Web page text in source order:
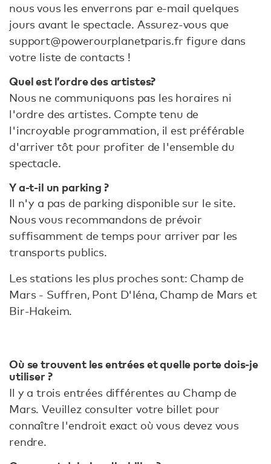
nous vous les enverrons par e-mail quelques
jours avant le spectacle. Assurez-vous que
support@powerourplanetparis.fr figure dans
votre liste de contacts !
Quel est l’ordre des artistes?
Nous ne communiquons pas les horaires ni
l'ordre des artistes. Compte tenu de
l'incroyable programmation, il est préférable
d'arriver tôt pour profiter de l'ensemble du
spectacle.
Y a-t-il un parking ?
Il n'y a pas de parking disponible sur le site.
Nous vous recommandons de prévoir
suffisamment de temps pour arriver par les
transports publics.
Les stations les plus proches sont: Champ de
Mars - Suffren, Pont D'Iéna, Champ de Mars et
Bir-Hakeim.
Où se trouvent les entrées et quelle porte dois-je
utiliser ?
Il y a trois entrées différentes au Champ de
Mars. Veuillez consulter votre billet pour
connaître l'endroit exact où vous devez vous
rendre.